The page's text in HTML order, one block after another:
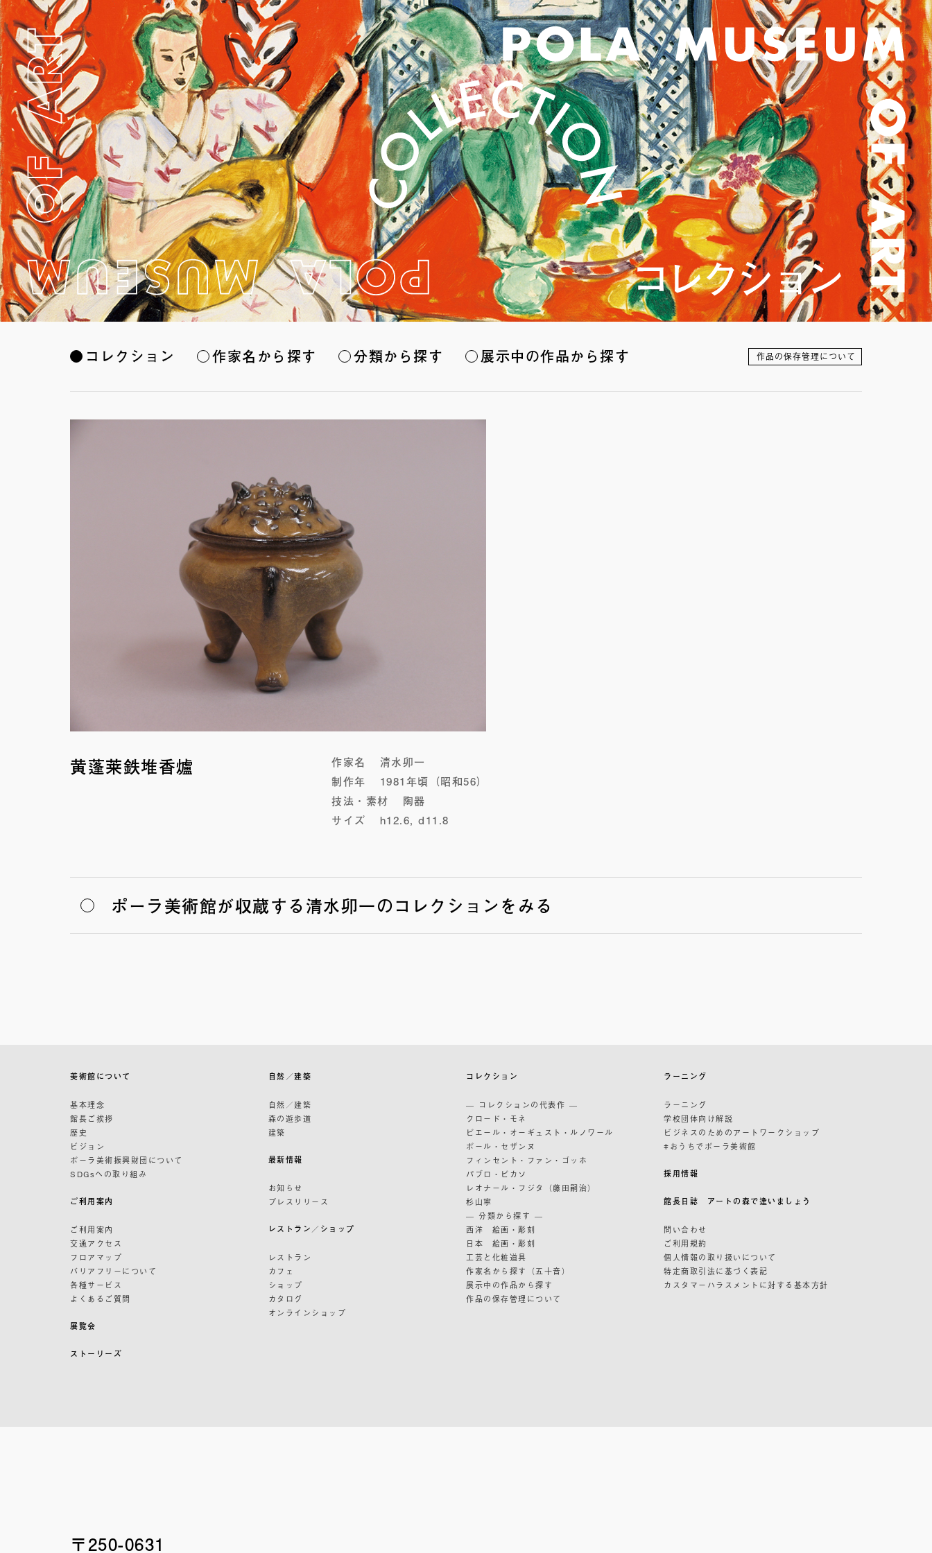
コレクション 作家名から探す 分類から探す 展示中の作品から探す 作品の保存管理について
黄蓬莱鉄堆香爐 作家名
清水卯一
制作年
1981年頃（昭和56）
技法・素材
陶器
サイズ
h12.6, d11.8
ポーラ美術館が収蔵する清水卯一のコレクションをみる
美術館について
基本理念
館長ご挨拶
歴史
ビジョン
ポーラ美術振興財団について
SDGsへの取り組み
ご利用案内
ご利用案内
交通アクセス
フロアマップ
バリアフリーについて
各種サービス
よくあるご質問
展覧会
ストーリーズ
自然／建築
自然／建築
森の遊歩道
建築
最新情報
お知らせ
プレスリリース
レストラン／ショップ
レストラン
カフェ
ショップ
カタログ
オンラインショップ
コレクション
— コレクションの代表作 —
クロード・モネ
ピエール・オーギュスト・ルノワール
ポール・セザンヌ
フィンセント・ファン・ゴッホ
パブロ・ピカソ
レオナール・フジタ（藤田嗣治）
杉山寧
— 分類から探す —
西洋 絵画・彫刻
日本 絵画・彫刻
工芸と化粧道具
作家名から探す（五十音）
展示中の作品から探す
作品の保存管理について
ラーニング
ラーニング
学校団体向け解説
ビジネスのためのアートワークショップ
#おうちでポーラ美術館
採用情報
館長日誌 アートの森で逢いましょう
問い合わせ
ご利用規約
個人情報の取り扱いについて
特定商取引法に基づく表記
カスタマーハラスメントに対する基本方針
〒250-0631